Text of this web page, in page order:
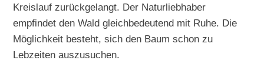
Kreislauf zurückgelangt. Der Naturliebhaber
empfindet den Wald gleichbedeutend mit Ruhe. Die
Möglichkeit besteht, sich den Baum schon zu
Lebzeiten auszusuchen.